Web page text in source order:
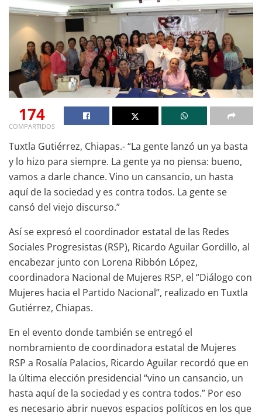
174
COMPARTIDOS
Tuxtla Gutiérrez, Chiapas.- “La gente lanzó un ya basta
y lo hizo para siempre. La gente ya no piensa: bueno,
vamos a darle chance. Vino un cansancio, un hasta
aquí de la sociedad y es contra todos. La gente se
cansó del viejo discurso.”
Así se expresó el coordinador estatal de las Redes
Sociales Progresistas (RSP), Ricardo Aguilar Gordillo, al
encabezar junto con Lorena Ribbón López,
coordinadora Nacional de Mujeres RSP, el “Diálogo con
Mujeres hacia el Partido Nacional”, realizado en Tuxtla
Gutiérrez, Chiapas.
En el evento donde también se entregó el
nombramiento de coordinadora estatal de Mujeres
RSP a Rosalía Palacios, Ricardo Aguilar recordó que en
la última elección presidencial “vino un cansancio, un
hasta aquí de la sociedad y es contra todos.” Por eso
es necesario abrir nuevos espacios políticos en los que